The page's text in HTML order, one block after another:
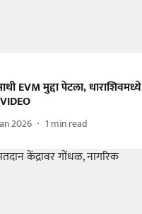
EVM मुद्दा पेटला, धाराशिवमध्ये
2026 1 min read